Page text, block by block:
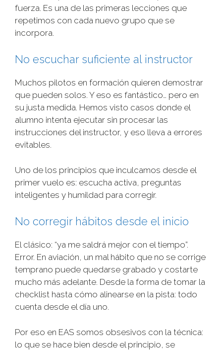
fuerza. Es una de las primeras lecciones que
repetimos con cada nuevo grupo que se
incorpora.
No escuchar suficiente al instructor
Muchos pilotos en formación quieren demostrar
que pueden solos. Y eso es fantástico… pero en
su justa medida. Hemos visto casos donde el
alumno intenta ejecutar sin procesar las
instrucciones del instructor, y eso lleva a errores
evitables.
Uno de los principios que inculcamos desde el
primer vuelo es: escucha activa, preguntas
inteligentes y humildad para corregir.
No corregir hábitos desde el inicio
El clásico: “ya me saldrá mejor con el tiempo”.
Error. En aviación, un mal hábito que no se corrige
temprano puede quedarse grabado y costarte
mucho más adelante. Desde la forma de tomar la
checklist hasta cómo alinearse en la pista: todo
cuenta desde el día uno.
Por eso en EAS somos obsesivos con la técnica:
lo que se hace bien desde el principio, se